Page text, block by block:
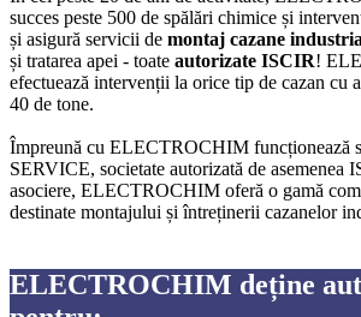
succes peste 500 de spălări chimice și
și asigură servicii de montaj cazane
și tratarea apei - toate autorizate ISCIR!
efectuează intervenții la orice tip de cazan cu
40 de tone.
Împreună cu ELECTROCHIM
SERVICE, societate autorizată de asemenea
asociere, ELECTROCHIM oferă o gamă
destinate montajului și întreținerii cazanelor
ELECTROCHIM deține